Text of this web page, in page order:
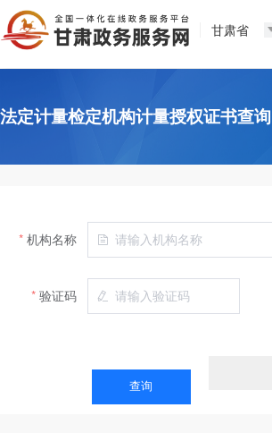
甘肃省
法定计量检定机构计量授权证书查询
机构名称
验证码